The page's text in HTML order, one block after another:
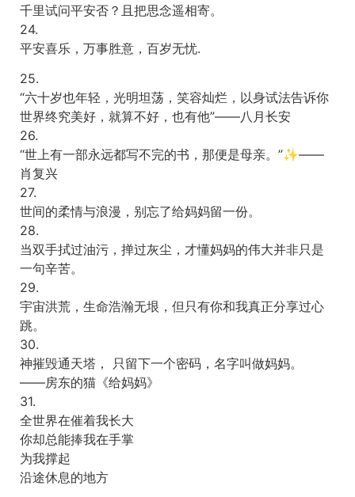
千里试问平安否？且把思念遥相寄。
24.
平安喜乐，万事胜意，百岁无忧.
25.
“六十岁也年轻，光明坦荡，笑容灿烂，以身试法告诉你
世界终究美好，就算不好，也有他”——八月长安
26.
“世上有一部永远都写不完的书，那便是母亲。”✨——
肖复兴
27.
世间的柔情与浪漫，别忘了给妈妈留一份。
28.
当双手拭过油污，掸过灰尘，才懂妈妈的伟大并非只是
一句辛苦。
29.
宇宙洪荒，生命浩瀚无垠，但只有你和我真正分享过心
跳。
30.
神摧毁通天塔， 只留下一个密码，名字叫做妈妈。
——房东的猫《给妈妈》
31.
全世界在催着我长大
你却总能捧我在手掌
为我撑起
沿途休息的地方